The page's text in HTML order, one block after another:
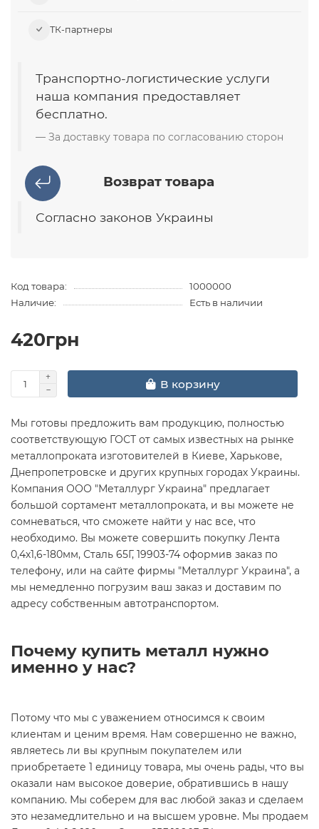
ТК-партнеры
Транспортно-логистические услуги
наша компания предоставляет
бесплатно.
За доставку товара по согласованию сторон
Возврат товара
Согласно законов Украины
Код товара:
1000000
Наличие:
Есть в наличии
420грн
В корзину
Мы готовы предложить вам продукцию, полностью
соответствующую ГОСТ от самых известных на рынке
металлопроката изготовителей в Киеве, Харькове,
Днепропетровске и других крупных городах Украины.
Компания ООО "Металлург Украина" предлагает
большой сортамент металлопроката, и вы можете не
сомневаться, что сможете найти у нас все, что
необходимо. Вы можете совершить покупку Лента
0,4х1,6-180мм, Сталь 65Г, 19903-74 оформив заказ по
телефону, или на сайте фирмы "Металлург Украина", а
мы немедленно погрузим ваш заказ и доставим по
адресу собственным автотранспортом.
Почему купить металл нужно
именно у нас?
Потому что мы с уважением относимся к своим
клиентам и ценим время. Нам совершенно не важно,
являетесь ли вы крупным покупателем или
приобретаете 1 единицу товара, мы очень рады, что вы
оказали нам высокое доверие, обратившись в нашу
компанию. Мы соберем для вас любой заказ и сделаем
это незамедлительно и на высшем уровне. Мы продаем